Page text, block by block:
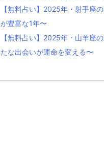
【無料占い】2025年・射手座
が豊富な1年〜
【無料占い】2025年・山羊座
たな出会いが運命を変える〜